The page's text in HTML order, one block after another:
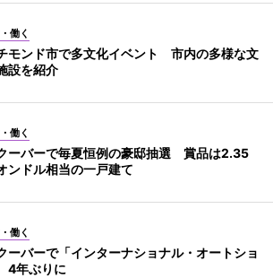
働く
モンド市で多文化イベント 市内の多様な文
設を紹介
働く
ーバーで毎夏恒例の豪邸抽選 賞品は2.35
ンドル相当の一戸建て
働く
ーバーで「インターナショナル・オートショ
年ぶりに